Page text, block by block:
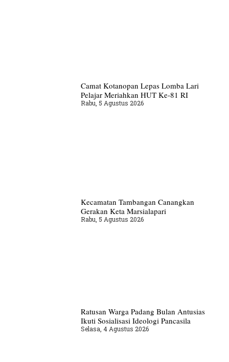
Camat Kotanopan Lepas Lomba Lari
Pelajar Meriahkan HUT Ke-81 RI
Rabu, 5 Agustus 2026
Kecamatan Tambangan Canangkan
Gerakan Keta Marsialapari
Rabu, 5 Agustus 2026
Ratusan Warga Padang Bulan Antusias
Ikuti Sosialisasi Ideologi Pancasila
Selasa, 4 Agustus 2026